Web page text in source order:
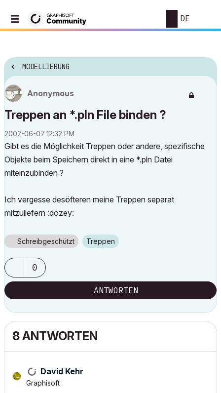
DE
MODELLIERUNG
Anonymous
Treppen an *.pln File binden ?
‎2002-06-07 12:32 PM
Gibt es die Möglichkeit Treppen oder andere, spezifische
Objekte beim Speichern direkt in eine *.pln Datei
miteinzubinden ?
Ich vergesse desöfteren meine Treppen separat
mitzuliefern :dozey:
Schreibgeschützt Treppen
0
ANTWORTEN
8 ANTWORTEN
David Kehr
Graphisoft